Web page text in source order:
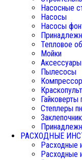
Насосные
Насосы
Насосы
Тепловое
Мойки
Пылесосы
Гайковерты
Степлеры
РАСХОДНЫЕ
Расходные
Расходные